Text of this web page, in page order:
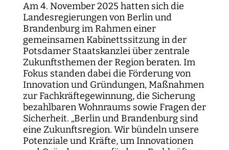
Am 4. November 2025 hatten sich die
Landesregierungen von Berlin und
Brandenburg im Rahmen einer
gemeinsamen Kabinettssitzung in der
Potsdamer Staatskanzlei über zentrale
Zukunftsthemen der Region beraten. Im
Fokus standen dabei die Förderung von
Innovation und Gründungen, Maßnahmen
zur Fachkräftegewinnung, die Sicherung
bezahlbaren Wohnraums sowie Fragen der
Sicherheit. „Berlin und Brandenburg sind
eine Zukunftsregion. Wir bündeln unsere
Potenziale und Kräfte, um Innovationen